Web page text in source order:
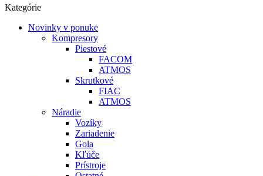
Kategórie
Novinky v ponuke
Kompresory
Piestové
FACOM
ATMOS
Skrutkové
FIAC
ATMOS
Náradie
Vozíky
Zariadenie
Gola
Kľúče
Prístroje